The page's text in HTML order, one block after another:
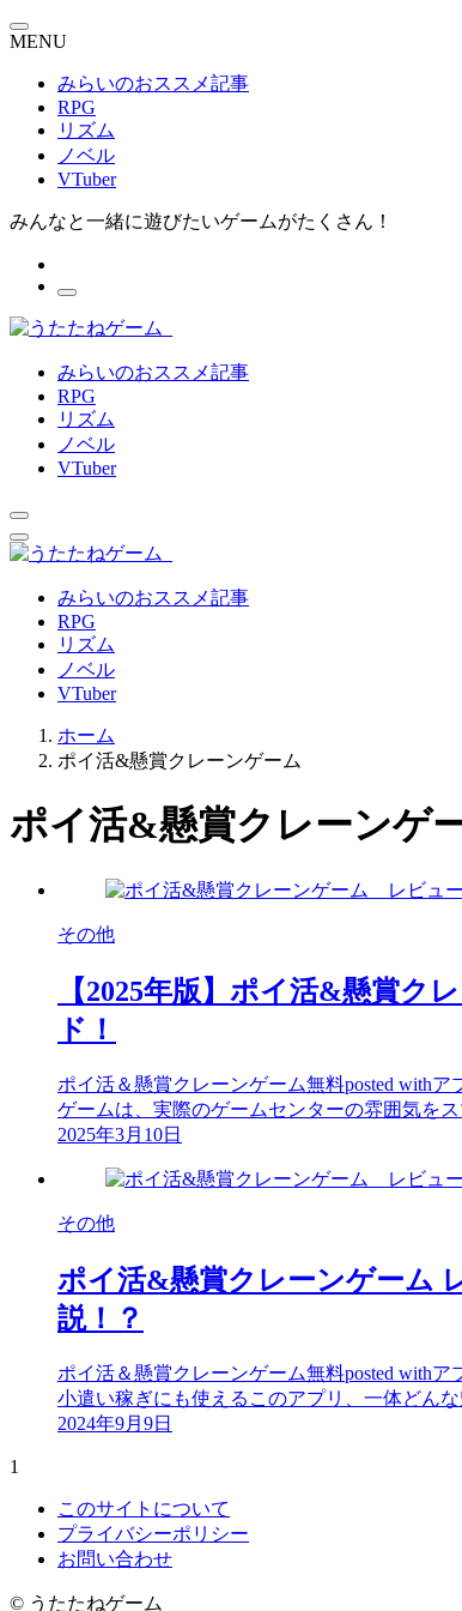
MENU
みらいのおススメ記事
RPG
リズム
ノベル
VTuber
みんなと一緒に遊びたいゲームがたくさん！
みらいのおススメ記事
RPG
リズム
ノベル
VTuber
みらいのおススメ記事
RPG
リズム
ノベル
VTuber
ホーム
ポイ活&懸賞クレーンゲーム
ポイ活&懸賞クレーンゲ
その他
【2025年版】ポイ活&懸賞
ド！
ポイ活＆懸賞クレーンゲーム無料posted with
ゲームは、実際のゲームセンターの雰囲気を
2025年3月10日
その他
ポイ活&懸賞クレーンゲーム
説！？
ポイ活＆懸賞クレーンゲーム無料posted with
小遣い稼ぎにも使えるこのアプリ、一体どん
2024年9月9日
1
このサイトについて
プライバシーポリシー
お問い合わせ
© うたたねゲーム